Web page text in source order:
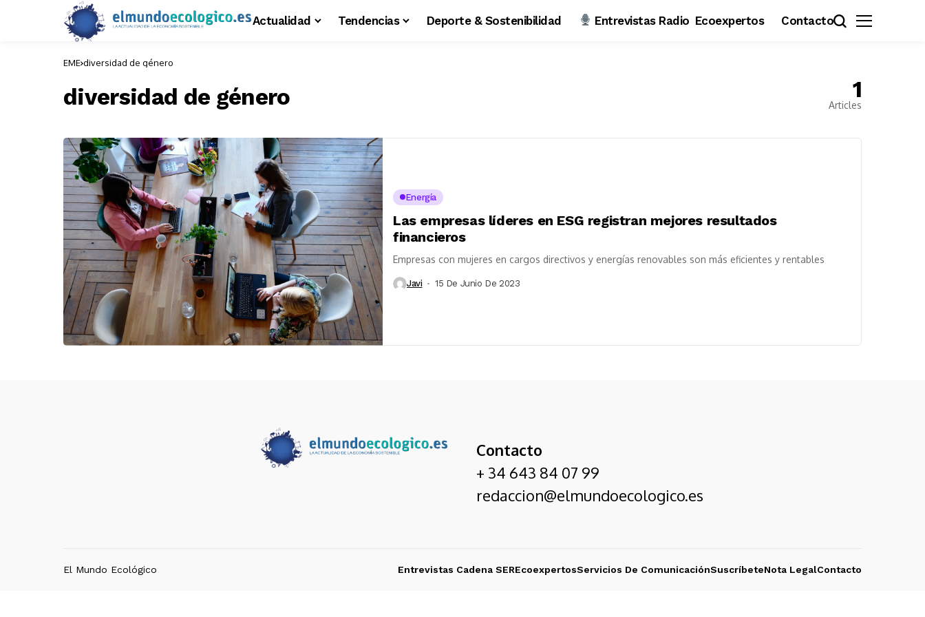
Actualidad Tendencias Deporte & Sostenibilidad Entrevistas Radio Ecoexpertos Contacto
EME diversidad de género
diversidad de género 1
Articles
Energía
Las empresas líderes en ESG registran mejores resultados
financieros
Empresas con mujeres en cargos directivos y energías renovables son más eficientes y rentables
Javi 15 De Junio De 2023
Contacto
+ 34 643 84 07 99
redaccion@elmundoecologico.es
El Mundo Ecológico Entrevistas Cadena SEREcoexpertosServicios De ComunicaciónSuscríbeteNota LegalContacto